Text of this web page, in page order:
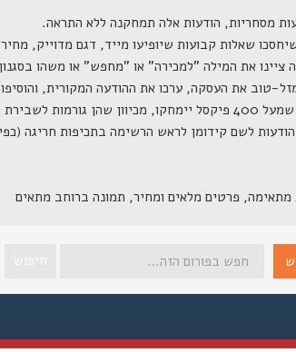
מתאימה, פרטים מלאים ומחיר, תמונה ברוחב מתאים